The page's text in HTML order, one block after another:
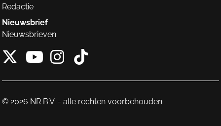
Redactie
Nieuwsbrief
Nieuwsbrieven
X van NieuwRechts
Instagram van
Tiktok van
© 2026 NR B.V. - alle rechten voorbehouden